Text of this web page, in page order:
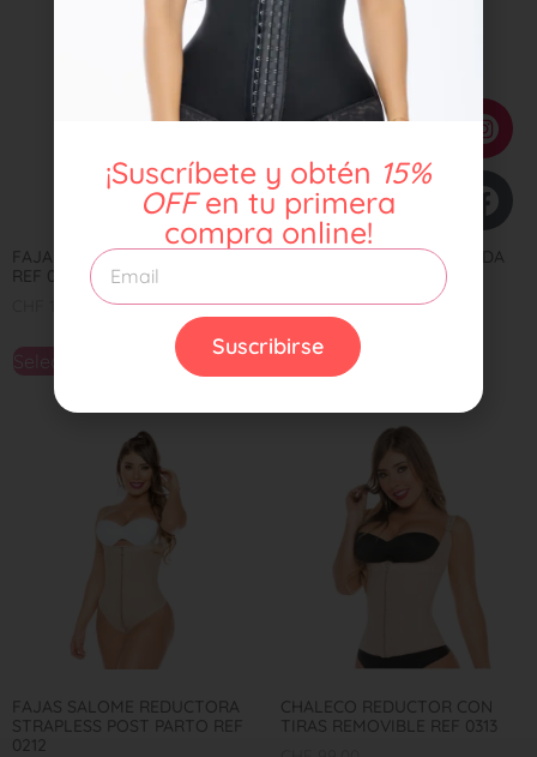
FAJA LIPOESCULTURA SISA
REF 0520
Seleccionar opciones
BODY CACHETERO ESPALDA
CHF99,00
Seleccionar opciones
FAJAS SALOME REDUCTORA
STRAPLESS POST PARTO REF
0212
CHALECO REDUCTOR CON
TIRAS REMOVIBLE REF 0313
¡Suscríbete y obtén 15%
OFF en tu primera
compra online!
Suscribirse